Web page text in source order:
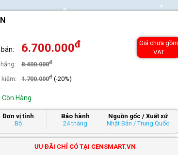
6.700.000đ
8.400.000đ
Giá chưa gồm
VAT
kiệm: 1.700.000đ (-20%)
Còn Hàng
Đơn vị tính
Bộ
Bảo hành
24 tháng
Nguồn gốc / Xuất xứ
Nhật Bản / Trung Quốc
ƯU ĐÃI CHỈ CÓ TẠI CENSMART.VN